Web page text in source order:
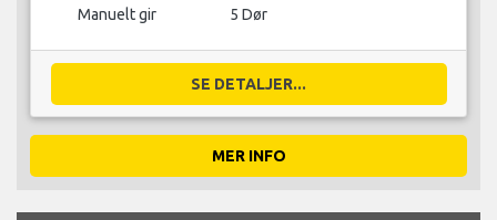
Manuelt gir 5 Dør
SE DETALJER...
MER INFO